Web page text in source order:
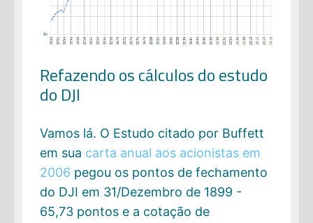
Refazendo os cálculos do estudo
do DJI
Vamos lá. O Estudo citado por Buffett
em sua carta anual aos acionistas em
2006 pegou os pontos de fechamento
do DJI em 31/Dezembro de 1899 -
65,73 pontos e a cotação de